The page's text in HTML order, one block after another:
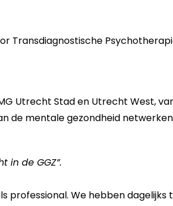
Transdiagnostische
Utrecht Stad en Utrecht West,
de mentale gezondheid
in de GGZ”.
professional. We hebben